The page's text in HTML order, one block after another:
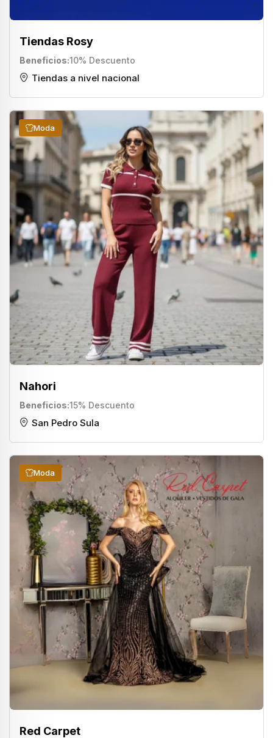
Tiendas Rosy
Beneficios 10% Descuento
Tiendas a nivel nacional
Nahori
Beneficios 15% Descuento
Moda
San Pedro Sula
Red Carpet
Moda